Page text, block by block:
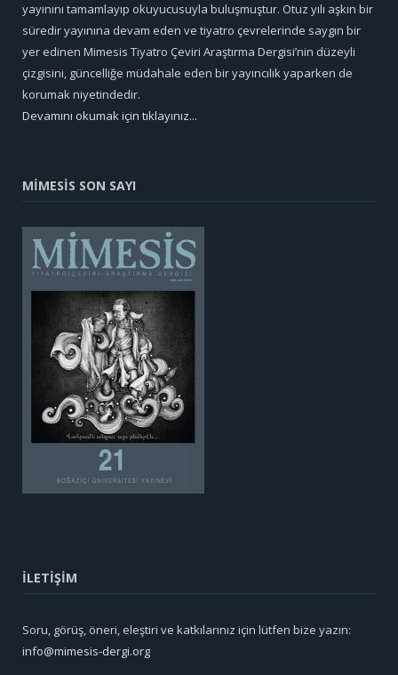
yayınını tamamlayıp okuyucusuyla buluşmuştur. Otuz yılı aşkın bir
süredir yayınına devam eden ve tiyatro çevrelerinde saygın bir
yer edinen Mimesis Tiyatro Çeviri Araştırma Dergisi’nin düzeyli
çizgisini, güncelliğe müdahale eden bir yayıncılık yaparken de
korumak niyetindedir.
Devamını okumak için tıklayınız...
MİMESİS SON SAYI
İLETİŞİM
Soru, görüş, öneri, eleştiri ve katkılarınız için lütfen bize yazın:
info@mimesis-dergi.org